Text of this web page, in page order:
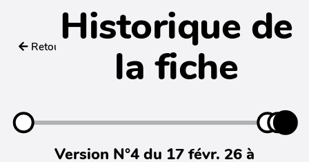
Retour Historique de
la fiche
Version N°4 du 17 févr. 26 à